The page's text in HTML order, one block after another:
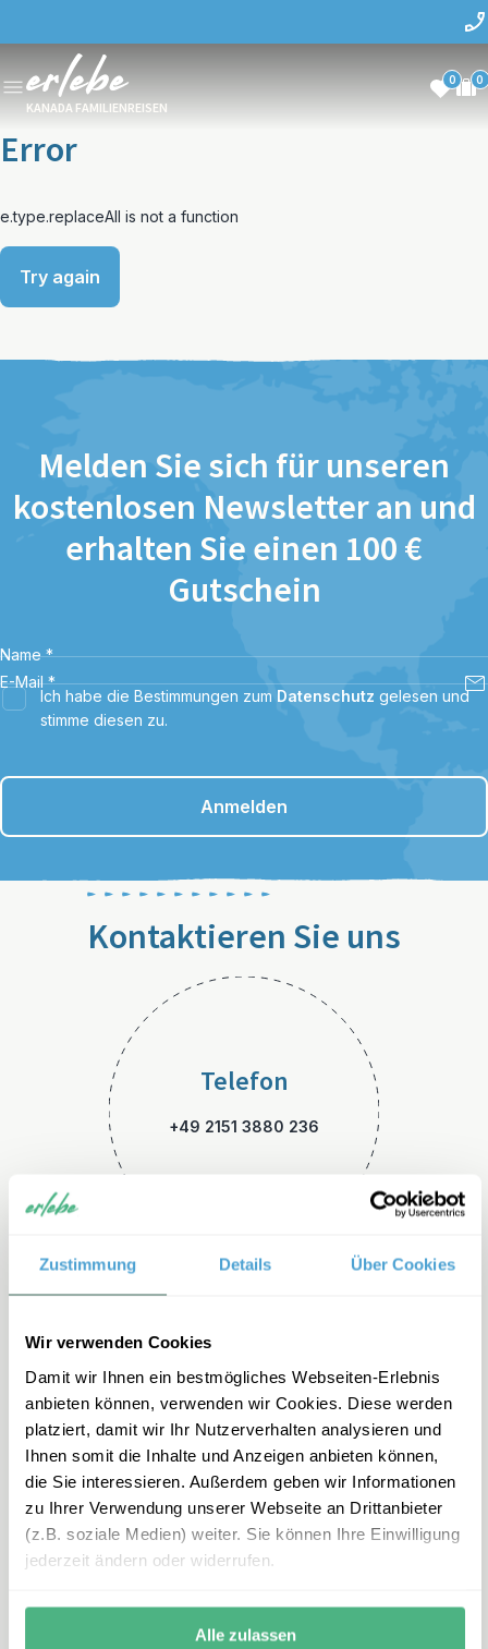
Zustimmung Details Über Cookies
Wir verwenden Cookies
Damit wir Ihnen ein bestmögliches Webseiten-Erlebnis
anbieten können, verwenden wir Cookies. Diese werden
platziert, damit wir Ihr Nutzerverhalten analysieren und
Ihnen somit die Inhalte und Anzeigen anbieten können,
die Sie interessieren. Außerdem geben wir Informationen
zu Ihrer Verwendung unserer Webseite an Drittanbieter
(z.B. soziale Medien) weiter. Sie können Ihre Einwilligung
jederzeit ändern oder widerrufen.
Alle zulassen
KANADA FAMILIENREISEN
0 0
Error
e.type.replaceAll is not a function
Try again
Melden Sie sich für unseren
kostenlosen Newsletter an und
erhalten Sie einen 100 €
Gutschein
Name *
E-Mail *
Ich habe die Bestimmungen zum Datenschutz gelesen und
stimme diesen zu.
Anmelden
Kontaktieren Sie uns
Telefon
+49 2151 3880 236
E-Mail
kanada-familienreisen@erleb
e.de
Montag – Freitag: